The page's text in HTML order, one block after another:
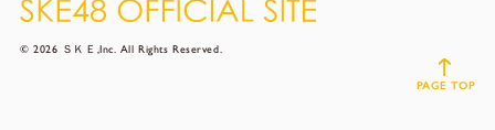
© 2026 ＳＫＥ,Inc. All Rights Reserved.
PAGE TOP